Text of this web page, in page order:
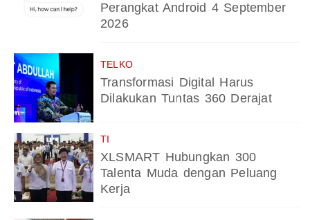
Perangkat Android 4 September
2026
TELKO
Transformasi Digital Harus
Dilakukan Tuntas 360 Derajat
TI
XLSMART Hubungkan 300
Talenta Muda dengan Peluang
Kerja